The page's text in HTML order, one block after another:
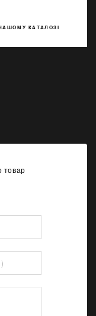
КАТАЛОЗІ
товар